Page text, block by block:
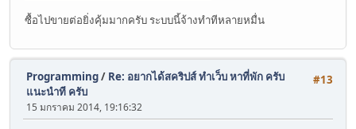
ซื้อไปขายต่อยิ่งคุ้มมากครับ ระบบนี้จ้างทำทีหลายหมื่น
#13
Programming/ Re: อยากได้สคริปส์ ทำเว็บ หาที่พัก ครับ
แนะนำที ครับ
15 มกราคม 2014, 19:16:32